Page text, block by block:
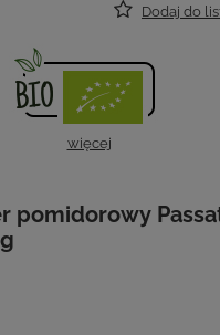
Dodaj do
więcej
pomidorowy